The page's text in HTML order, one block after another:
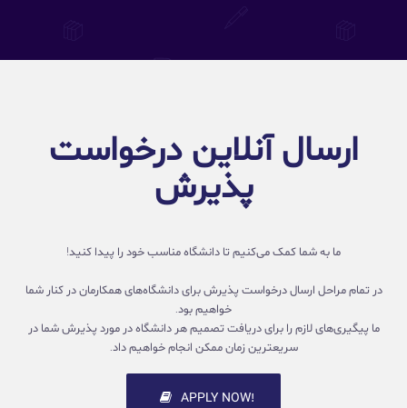
ارسال آنلاین درخواست
پذیرش
ما به شما کمک می‌کنیم تا دانشگاه مناسب خود را پیدا کنید!
در تمام مراحل ارسال درخواست پذیرش برای دانشگاه‌های همکارمان در کنار شما
خواهیم بود.
ما پیگیری‌های لازم را برای دریافت تصمیم هر دانشگاه در مورد پذیرش شما در
سریعترین زمان ممکن انجام خواهیم داد.
!APPLY NOW